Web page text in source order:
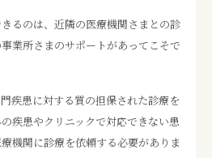
るのは、近隣の医療機関さまとの診
業所さまのサポートがあってこそで
疾患に対する質の担保された診療を
疾患やクリニックで対応できない患
機関に診療を依頼する必要がありま